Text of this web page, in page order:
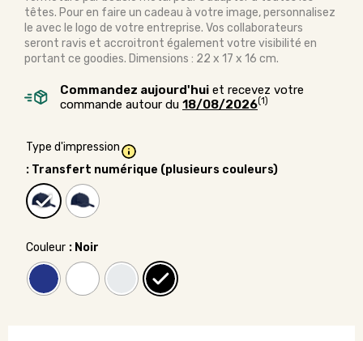
têtes. Pour en faire un cadeau à votre image, personnalisez
le avec le logo de votre entreprise. Vos collaborateurs
seront ravis et accroitront également votre visibilité en
portant ce goodies. Dimensions : 22 x 17 x 16 cm.
Commandez aujourd'hui et recevez votre
commande autour du 18/08/2026(1)
Type d'impression
: Transfert numérique (plusieurs couleurs)
Couleur : Noir